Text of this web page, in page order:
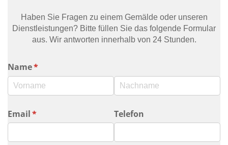
Porträtbilder
Abstrakte
Dekorative
Haben Sie Fragen zu einem Gemälde oder unseren
Dienstleistungen? Bitte füllen Sie das folgende Formular
aus. Wir antworten innerhalb von 24 Stunden.
Name*
(erforderlich)
Email*
(erforderlich) Telefon